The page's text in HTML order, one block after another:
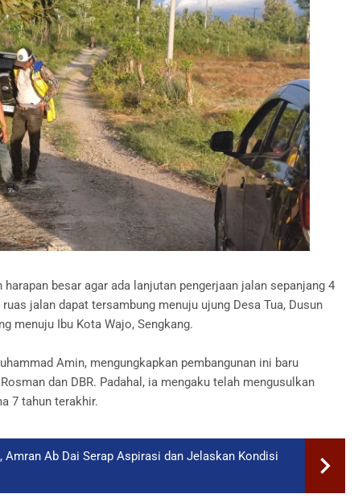
besar agar ada lanjutan pengerjaan jalan sepanjang 4
jalan dapat tersambung menuju ujung Desa Tua, Dusun
menuju Ibu Kota Wajo, Sengkang.
Amin, mengungkapkan pembangunan ini baru
dan DBR. Padahal, ia mengaku telah mengusulkan
7 tahun terakhir.
Amran Ab Dai Serap Aspirasi dan Jelaskan Kondisi